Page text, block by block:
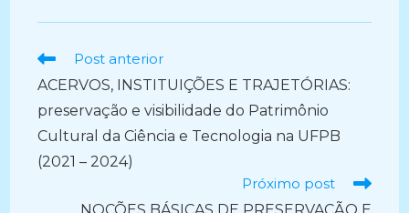
Ler
artigos
Post anterior
ACERVOS, INSTITUIÇÕES E TRAJETÓRIAS:
preservação e visibilidade do Patrimônio
Cultural da Ciência e Tecnologia na UFPB
(2021 – 2024)
Próximo post